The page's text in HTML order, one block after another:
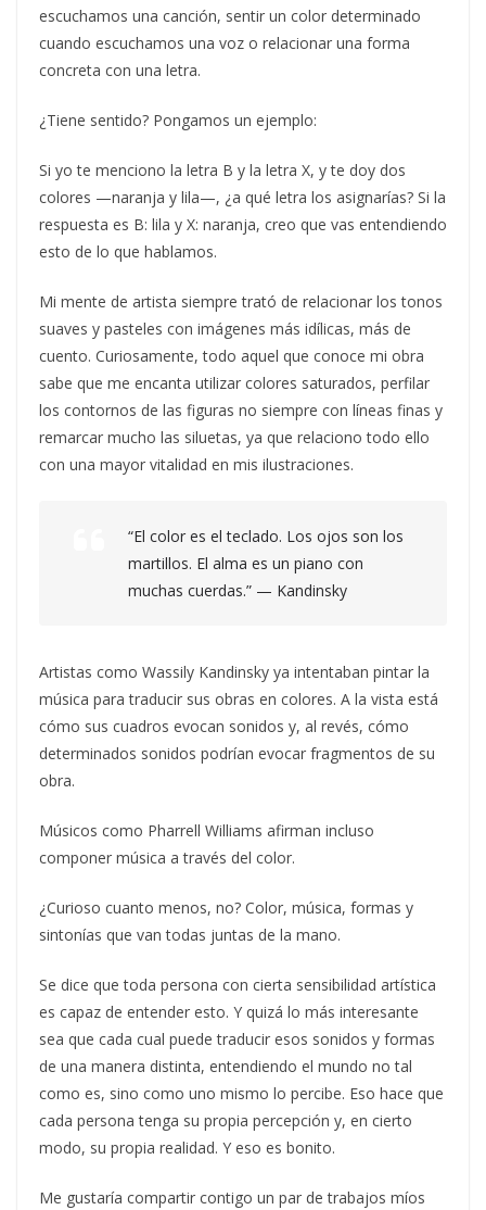
escuchamos una canción, sentir un color determinado
cuando escuchamos una voz o relacionar una forma
concreta con una letra.
¿Tiene sentido? Pongamos un ejemplo:
Si yo te menciono la letra B y la letra X, y te doy dos
colores —naranja y lila—, ¿a qué letra los asignarías? Si la
respuesta es B: lila y X: naranja, creo que vas entendiendo
esto de lo que hablamos.
Mi mente de artista siempre trató de relacionar los tonos
suaves y pasteles con imágenes más idílicas, más de
cuento. Curiosamente, todo aquel que conoce mi obra
sabe que me encanta utilizar colores saturados, perfilar
los contornos de las figuras no siempre con líneas finas y
remarcar mucho las siluetas, ya que relaciono todo ello
con una mayor vitalidad en mis ilustraciones.
“El color es el teclado. Los ojos son los
martillos. El alma es un piano con
muchas cuerdas.” — Kandinsky
Artistas como Wassily Kandinsky ya intentaban pintar la
música para traducir sus obras en colores. A la vista está
cómo sus cuadros evocan sonidos y, al revés, cómo
determinados sonidos podrían evocar fragmentos de su
obra.
Músicos como Pharrell Williams afirman incluso
componer música a través del color.
¿Curioso cuanto menos, no? Color, música, formas y
sintonías que van todas juntas de la mano.
Se dice que toda persona con cierta sensibilidad artística
es capaz de entender esto. Y quizá lo más interesante
sea que cada cual puede traducir esos sonidos y formas
de una manera distinta, entendiendo el mundo no tal
como es, sino como uno mismo lo percibe. Eso hace que
cada persona tenga su propia percepción y, en cierto
modo, su propia realidad. Y eso es bonito.
Me gustaría compartir contigo un par de trabajos míos